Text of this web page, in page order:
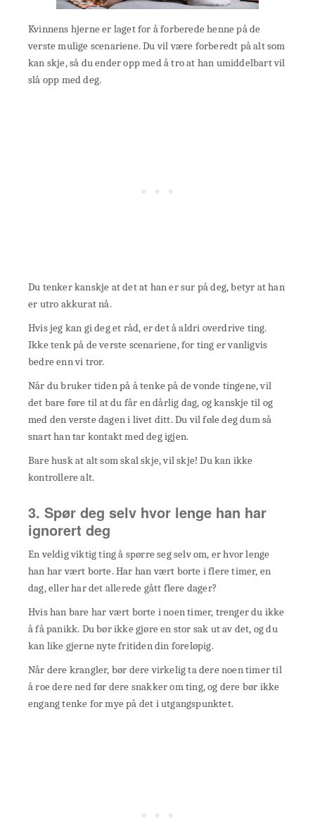
Kvinnens hjerne er laget for å forberede henne på de
verste mulige scenariene. Du vil være forberedt på alt som
kan skje, så du ender opp med å tro at han umiddelbart vil
slå opp med deg.
Du tenker kanskje at det at han er sur på deg, betyr at han
er utro akkurat nå.
Hvis jeg kan gi deg et råd, er det å aldri overdrive ting.
Ikke tenk på de verste scenariene, for ting er vanligvis
bedre enn vi tror.
Når du bruker tiden på å tenke på de vonde tingene, vil
det bare føre til at du får en dårlig dag, og kanskje til og
med den verste dagen i livet ditt. Du vil føle deg dum så
snart han tar kontakt med deg igjen.
Bare husk at alt som skal skje, vil skje! Du kan ikke
kontrollere alt.
3. Spør deg selv hvor lenge han har
ignorert deg
En veldig viktig ting å spørre seg selv om, er hvor lenge
han har vært borte. Har han vært borte i flere timer, en
dag, eller har det allerede gått flere dager?
Hvis han bare har vært borte i noen timer, trenger du ikke
å få panikk. Du bør ikke gjøre en stor sak ut av det, og du
kan like gjerne nyte fritiden din foreløpig.
Når dere krangler, bør dere virkelig ta dere noen timer til
å roe dere ned før dere snakker om ting, og dere bør ikke
engang tenke for mye på det i utgangspunktet.